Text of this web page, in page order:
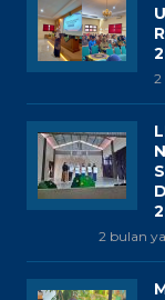
2
2 bulan